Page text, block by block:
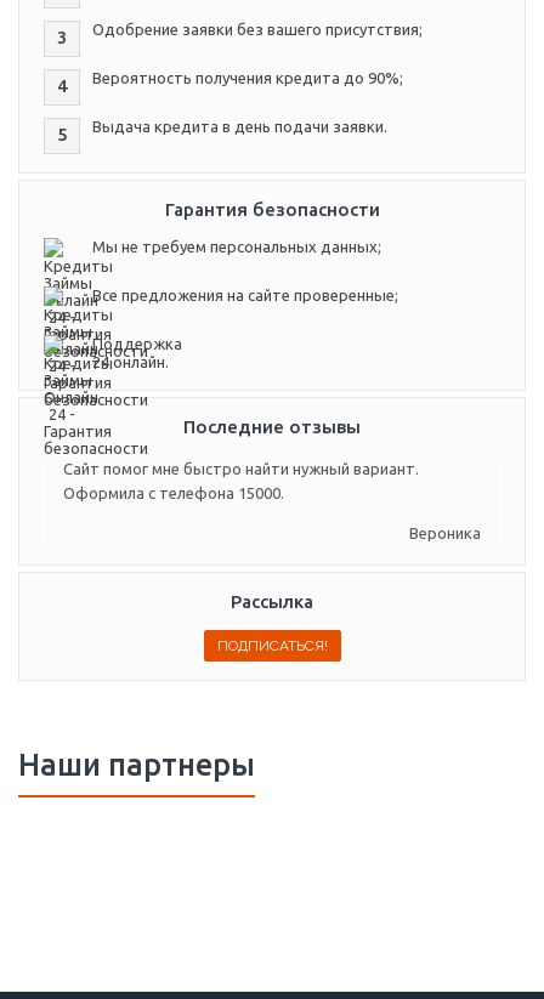
3 Одобрение заявки без вашего присутствия;
4 Вероятность получения кредита до 90%;
5 Выдача кредита в день подачи заявки.
Гарантия безопасности
Мы не требуем персональных данных;
Все предложения на сайте проверенные;
Поддержка
24 онлайн.
Последние отзывы
Сайт помог мне быстро найти нужный вариант.
Оформила с телефона 15000.
Вероника
Рассылка
Наши партнеры